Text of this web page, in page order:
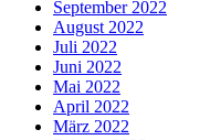
September 2022
August 2022
Juli 2022
Juni 2022
Mai 2022
April 2022
März 2022